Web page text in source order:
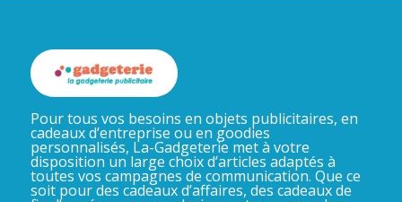
Pour tous vos besoins en objets publicitaires, en
cadeaux d’entreprise ou en goodies
personnalisés, La-Gadgeterie met à votre
disposition un large choix d’articles adaptés à
toutes vos campagnes de communication. Que ce
soit pour des cadeaux d’affaires, des cadeaux de